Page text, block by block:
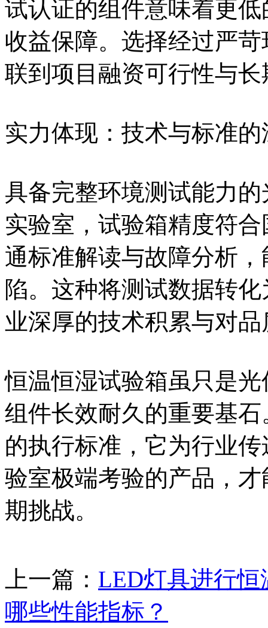
试认证的组件意味着更
收益保障。选择经过严
联到项目融资可行性与
实力体现：技术与标准
具备完整环境测试能力
实验室，试验箱精度符
通标准解读与故障分析
陷。这种将测试数据转
业深厚的技术积累与对
恒温恒湿试验箱虽只是
组件长效耐久的重要基
的执行标准，它为行业
验室极端考验的产品，
期挑战。
上一篇： LED灯具进行
哪些性能指标？